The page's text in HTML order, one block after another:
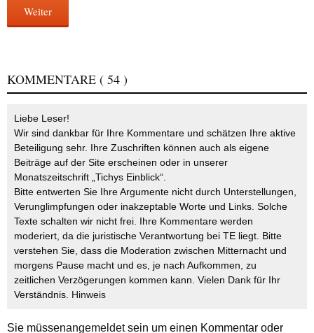
Weiter
KOMMENTARE ( 54 )
Liebe Leser!
Wir sind dankbar für Ihre Kommentare und schätzen Ihre aktive
Beteiligung sehr. Ihre Zuschriften können auch als eigene
Beiträge auf der Site erscheinen oder in unserer
Monatszeitschrift „Tichys Einblick“.
Bitte entwerten Sie Ihre Argumente nicht durch Unterstellungen,
Verunglimpfungen oder inakzeptable Worte und Links. Solche
Texte schalten wir nicht frei. Ihre Kommentare werden
moderiert, da die juristische Verantwortung bei TE liegt. Bitte
verstehen Sie, dass die Moderation zwischen Mitternacht und
morgens Pause macht und es, je nach Aufkommen, zu
zeitlichen Verzögerungen kommen kann. Vielen Dank für Ihr
Verständnis. Hinweis
Sie müssenangemeldetsein um einen Kommentar oder